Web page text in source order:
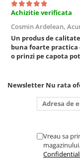
Furtune Aer
Masini de gaurit si
Pistoale de vopsit
Pistoale Pneumatice
Polizoare biax
Slefuitoare
Scule speciale
Diagnoza si masurari
Rulmenti,Bucsi si
Achizitie verificata
Cosmin Ardelean,
Un produs de
buna foarte practica
o prinzi pe capota
puternica si de la
tine destul de mult
bagi la priza nu mai
toata ziua ,ce...
Newsletter Nu rata
Vreau sa